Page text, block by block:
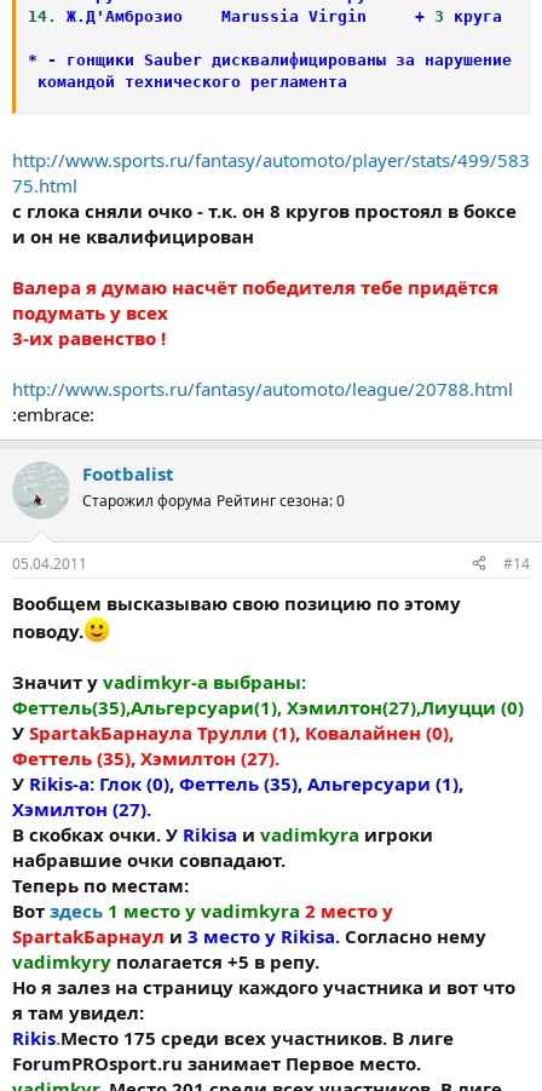
14.
Ж. + 3
* -
гонщики Sauber дисквалифицированы за нарушение
командой технического регламента
http://www.sports.ru/fantasy/automoto/player/stats/499/583
75.html
с глока сняли очко - т.к. он 8 кругов простоял в боксе
и он не квалифицирован
Валера я думаю насчёт победителя тебе придётся
подумать у всех
3-их равенство !
http://www.sports.ru/fantasy/automoto/league/20788.html
:embrace:
Footbalist
Старожил форума Рейтинг сезона: 0
05.04.2011 #14
Вообщем высказываю свою позицию по этому
поводу.
Значит у vadimkyr-а выбраны:
Феттель(35),Альгерсуари(1), Хэмилтон(27),Лиуцци (0)
У SpartakБарнаула Трулли (1), Ковалайнен (0),
Феттель (35), Хэмилтон (27).
У Rikis-a: Глок (0), Феттель (35), Альгерсуари (1),
Хэмилтон (27).
В скобках очки. У Rikisa и vadimkyra игроки
набравшие очки совпадают.
Теперь по местам:
Вот здесь 1 место у vadimkyra 2 место у
SpartakБарнаул и 3 место у Rikisa. Согласно нему
vadimkyry полагается +5 в репу.
Но я залез на страницу каждого участника и вот что
я там увидел:
Rikis.Место 175 среди всех участников. В лиге
ForumPROsport.ru занимает Первое место.